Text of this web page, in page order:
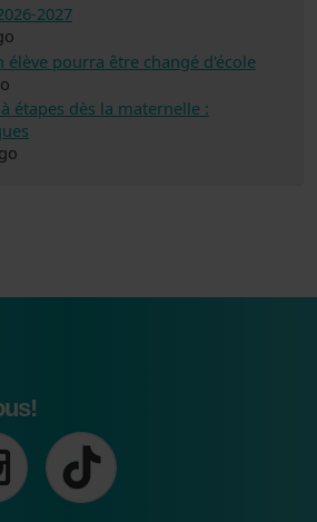
2027
élève pourra être changé d'école
étapes dès la maternelle :